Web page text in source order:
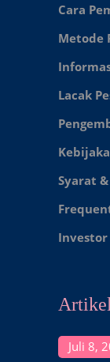
Cara
Metode
Lacak
Syarat
Juli 8,